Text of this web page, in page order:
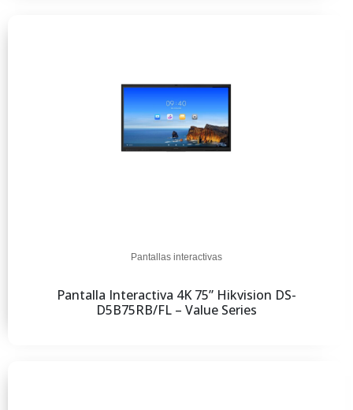
Pantallas interactivas
Pantalla Interactiva 4K 75” Hikvision DS-
D5B75RB/FL – Value Series